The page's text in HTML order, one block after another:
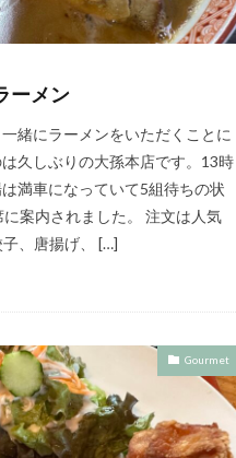
ーメン
緒にラーメンをいただくことに
久しぶりの大孫本店です。13時
満車になっていて5組待ちの状
案内されました。 注文は人気
、唐揚げ、 […]
Gourmet